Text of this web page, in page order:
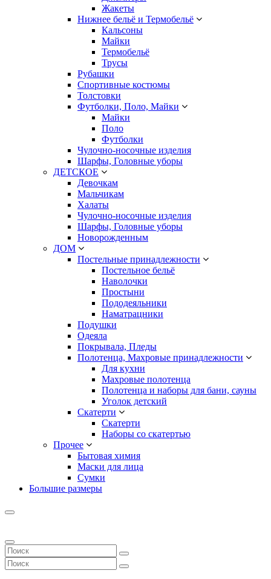
Жакеты
Нижнее бельё и Термобельё
Кальсоны
Майки
Термобельё
Трусы
Рубашки
Спортивные костюмы
Толстовки
Футболки, Поло, Майки
Майки
Поло
Футболки
Чулочно-носочные изделия
Шарфы, Головные уборы
ДЕТСКОЕ
Девочкам
Мальчикам
Халаты
Чулочно-носочные изделия
Шарфы, Головные уборы
Новорожденным
ДОМ
Постельные принадлежности
Постельное бельё
Наволочки
Простыни
Пододеяльники
Наматрацники
Подушки
Одеяла
Покрывала, Пледы
Полотенца, Махровые принадлежности
Для кухни
Махровые полотенца
Полотенца и наборы для бани, сауны
Уголок детский
Скатерти
Скатерти
Наборы со скатертью
Прочее
Бытовая химия
Маски для лица
Сумки
Большие размеры